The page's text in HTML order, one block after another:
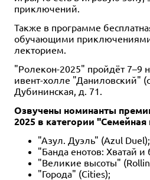
приключений.
Также в программе
обучающими
лекторием.
"Ролекон-2025" пройдёт 7–9
ивент-холле "Даниловский"
Дубининская, д. 71.
Озвучены номинанты
2025 в категории "Семейная
"Азул. Дуэль" (Azul Duel);
"Банда енотов: Хватай и
"Великие высоты"
"Города" (Cities);